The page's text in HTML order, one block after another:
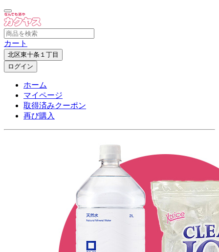
カート
北区東十条１丁目
ログイン
ホーム
マイページ
取得済みクーポン
再び購入